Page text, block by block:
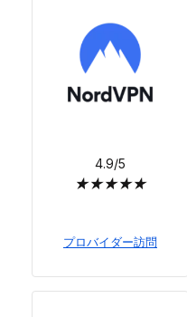
4.9/5
★★★★★
プロバイダー訪問